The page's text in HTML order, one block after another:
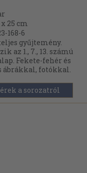
25 cm
168-6
gyűjtemény.
az 1., 7., 13. számú
Fekete-fehér és
ábrákkal, fotókkal.
a sorozatról